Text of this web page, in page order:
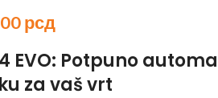
рсд
4 EVO: Potpuno
za vaš vrt